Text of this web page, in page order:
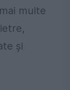
multe
şi